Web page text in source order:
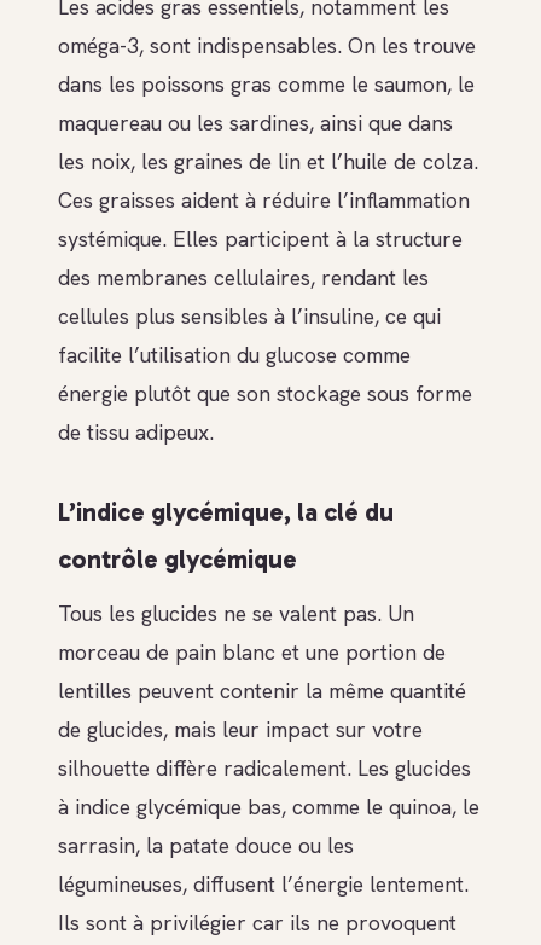
Les acides gras essentiels, notamment les
oméga-3, sont indispensables. On les trouve
dans les poissons gras comme le saumon, le
maquereau ou les sardines, ainsi que dans
les noix, les graines de lin et l’huile de colza.
Ces graisses aident à réduire l’inflammation
systémique. Elles participent à la structure
des membranes cellulaires, rendant les
cellules plus sensibles à l’insuline, ce qui
facilite l’utilisation du glucose comme
énergie plutôt que son stockage sous forme
de tissu adipeux.
L’indice glycémique, la clé du
contrôle glycémique
Tous les glucides ne se valent pas. Un
morceau de pain blanc et une portion de
lentilles peuvent contenir la même quantité
de glucides, mais leur impact sur votre
silhouette diffère radicalement. Les glucides
à indice glycémique bas, comme le quinoa, le
sarrasin, la patate douce ou les
légumineuses, diffusent l’énergie lentement.
Ils sont à privilégier car ils ne provoquent